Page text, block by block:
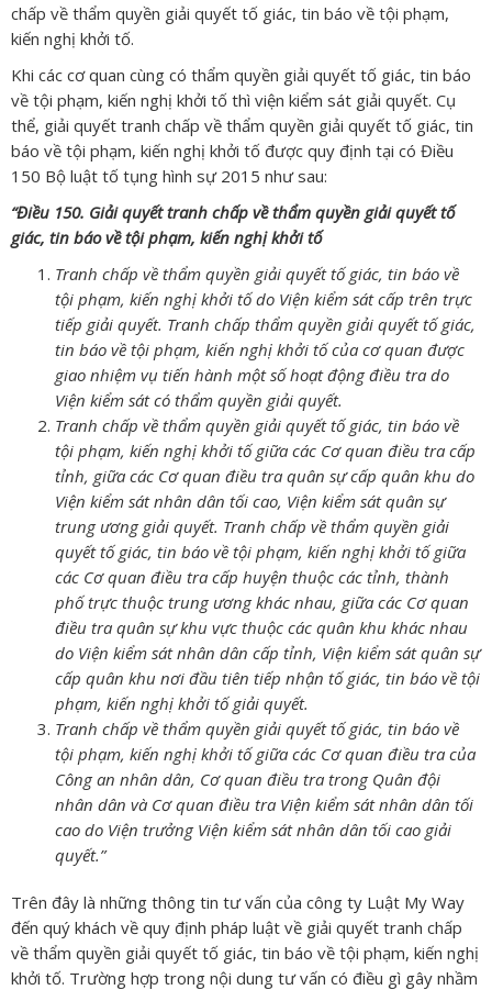
chấp về thẩm quyền giải quyết tố giác, tin báo về tội phạm,
kiến nghị khởi tố.
Khi các cơ quan cùng có thẩm quyền giải quyết tố giác, tin báo
về tội phạm, kiến nghị khởi tố thì viện kiểm sát giải quyết. Cụ
thể, giải quyết tranh chấp về thẩm quyền giải quyết tố giác, tin
báo về tội phạm, kiến nghị khởi tố được quy định tại có Điều
150 Bộ luật tố tụng hình sự 2015 như sau:
“Điều 150. Giải quyết tranh chấp về thẩm quyền giải quyết tố
giác, tin báo về tội phạm, kiến nghị khởi tố
Tranh chấp về thẩm quyền giải quyết tố giác, tin báo về
tội phạm, kiến nghị khởi tố do Viện kiểm sát cấp trên trực
tiếp giải quyết. Tranh chấp thẩm quyền giải quyết tố giác,
tin báo về tội phạm, kiến nghị khởi tố của cơ quan được
giao nhiệm vụ tiến hành một số hoạt động điều tra do
Viện kiểm sát có thẩm quyền giải quyết.
Tranh chấp về thẩm quyền giải quyết tố giác, tin báo về
tội phạm, kiến nghị khởi tố giữa các Cơ quan điều tra cấp
tỉnh, giữa các Cơ quan điều tra quân sự cấp quân khu do
Viện kiểm sát nhân dân tối cao, Viện kiểm sát quân sự
trung ương giải quyết. Tranh chấp về thẩm quyền giải
quyết tố giác, tin báo về tội phạm, kiến nghị khởi tố giữa
các Cơ quan điều tra cấp huyện thuộc các tỉnh, thành
phố trực thuộc trung ương khác nhau, giữa các Cơ quan
điều tra quân sự khu vực thuộc các quân khu khác nhau
do Viện kiểm sát nhân dân cấp tỉnh, Viện kiểm sát quân sự
cấp quân khu nơi đầu tiên tiếp nhận tố giác, tin báo về tội
phạm, kiến nghị khởi tố giải quyết.
Tranh chấp về thẩm quyền giải quyết tố giác, tin báo về
tội phạm, kiến nghị khởi tố giữa các Cơ quan điều tra của
Công an nhân dân, Cơ quan điều tra trong Quân đội
nhân dân và Cơ quan điều tra Viện kiểm sát nhân dân tối
cao do Viện trưởng Viện kiểm sát nhân dân tối cao giải
quyết.”
Trên đây là những thông tin tư vấn của công ty Luật My Way
đến quý khách về quy định pháp luật về giải quyết tranh chấp
về thẩm quyền giải quyết tố giác, tin báo về tội phạm, kiến nghị
khởi tố. Trường hợp trong nội dung tư vấn có điều gì gây nhầm